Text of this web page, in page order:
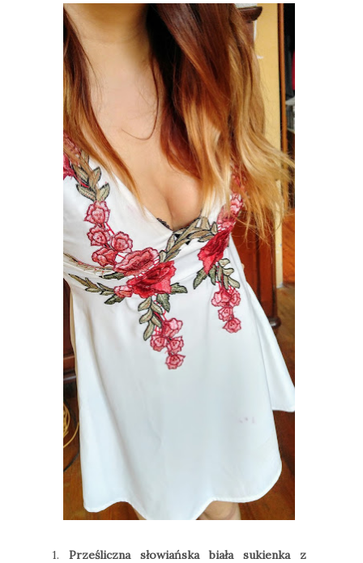
1. Prześliczna słowiańska biała sukienka z